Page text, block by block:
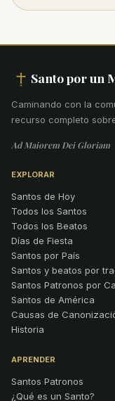
Santo por un
Caminando con la
recurso completo
Ad Maiorem Dei Gloriam
EXPLORAR
Santos de Hoy
Todos los Santos
Todos los Beatos
Días de Fiesta
Santos por País
Santos y beatos por
Santos Patronos por
Santos de América
Causas de
Historia
APRENDER
Santos Patronos
¿Qué es un Santo?